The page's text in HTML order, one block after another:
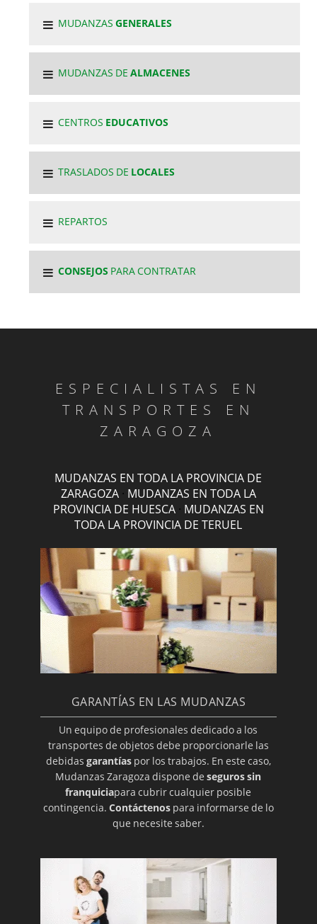
MUDANZASGENERALES
MUDANZAS DEALMACENES
CENTROS EDUCATIVOS
TRASLADOS DE LOCALES
REPARTOS
CONSEJOS PARA CONTRATAR
ESPECIALISTAS EN
TRANSPORTES EN
ZARAGOZA
MUDANZAS EN TODA LA PROVINCIA DE
ZARAGOZA· MUDANZAS EN TODA LA
PROVINCIA DE HUESCA· MUDANZAS EN
TODA LA PROVINCIA DE TERUEL
GARANTÍAS EN LAS MUDANZAS
Un equipo de profesionales dedicado a los
transportes de objetos debe proporcionarle las
debidas garantíaspor los trabajos. En este caso,
Mudanzas Zaragoza dispone deseguros sin
franquiciapara cubrir cualquier posible
contingencia. Contáctenospara informarse de lo
que necesite saber.